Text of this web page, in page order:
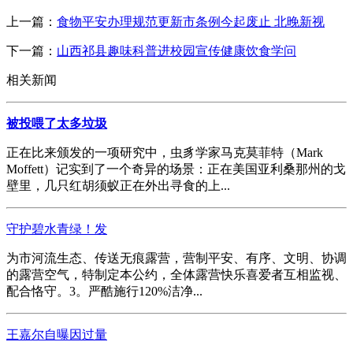
上一篇： 食物平安办理规范更新市条例今起废止 北晚新视
下一篇： 山西祁县趣味科普进校园宣传健康饮食学问
相关新闻
被投喂了太多垃圾
正在比来颁发的一项研究中，虫豸学家马克莫菲特（Mark
Moffett）记实到了一个奇异的场景：正在美国亚利桑那州的戈
壁里，几只红胡须蚁正在外出寻食的上...
守护碧水青绿！发
为市河流生态、传送无痕露营，营制平安、有序、文明、协调
的露营空气，特制定本公约，全体露营快乐喜爱者互相监视、
配合恪守。3。严酷施行120%洁净...
王嘉尔自曝因过量